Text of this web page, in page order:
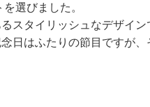
選びました。
スタイリッシュなデザイン
日はふたりの節目ですが